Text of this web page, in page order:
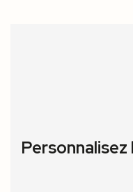
Personnalisez